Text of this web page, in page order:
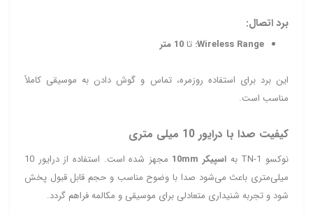
برد اتصال:
Wireless Range: تا10 متر
این برد برای استفاده روزمره، تماس و گوش دادن به موسیقی کاملاً
مناسب است.
کیفیت صدا با درایور 10 میلی متری
نوکسو TN‑1 به اسپیکر 10mm
مجهز شده است. استفاده از درایور 10
میلی‌متری باعث می‌شود صدا با وضوح مناسب و حجم قابل قبول پخش
شود و تجربه شنیداری متعادلی برای موسیقی و مکالمه فراهم گردد.